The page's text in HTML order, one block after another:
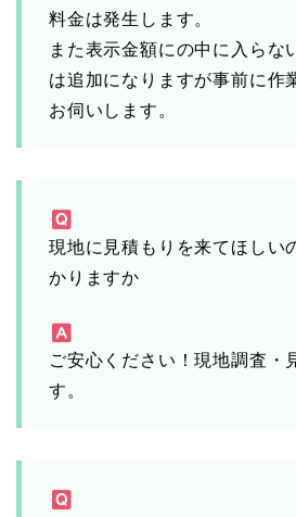
料金は発生します。
また表示金額にの中に入らな
は追加になりますが事前に作
お伺いします。
現地に見積もりを来てほしい
かりますか
ご安心ください！現地調査・
す。